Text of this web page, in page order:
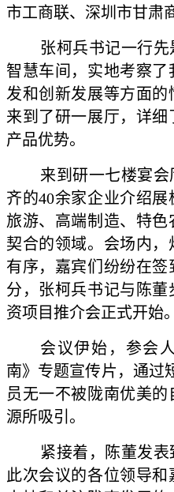
市工商联、深圳市甘肃
张柯兵书记一行
智慧车间，实地考察
发和创新发展等方面
来到了研一展厅，详细
产品优势。
来到研一七楼宴
齐的40余家企业介绍展
旅游、高端制造、特
契合的领域。会场内
有序，嘉宾们纷纷在签
分，张柯兵书记与陈董
资项目推介会正式开始。
会议伊始，参会
南》专题宣传片，通过
员无一不被陇南优美
源所吸引。
紧接着，陈董发
此次会议的各位领导